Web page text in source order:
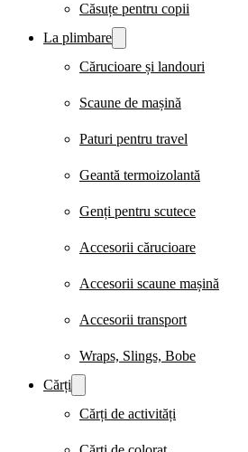
Căsuțe pentru copii
La plimbare
Cărucioare și landouri
Scaune de mașină
Paturi pentru travel
Geantă termoizolantă
Genți pentru scutece
Accesorii cărucioare
Accesorii scaune mașină
Accesorii transport
Wraps, Slings, Bobe
Cărți
Cărți de activități